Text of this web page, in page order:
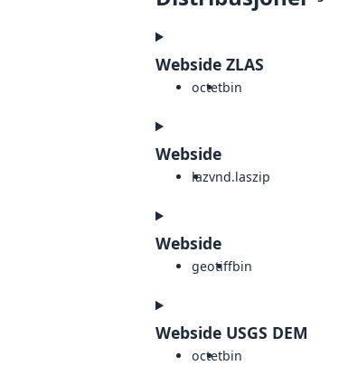
Webside ZLAS
octetbin
Webside
lazvnd.laszip
Webside
geotiffbin
Webside USGS DEM
octetbin